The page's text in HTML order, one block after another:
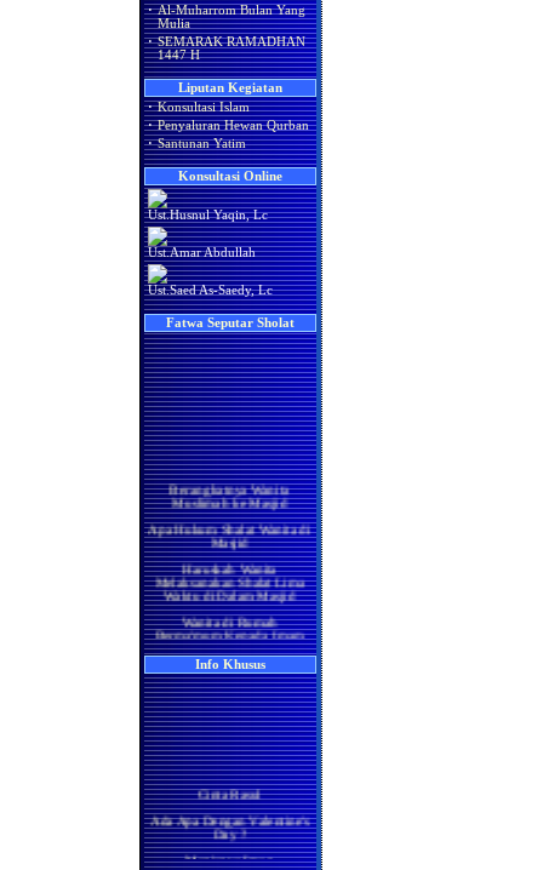
· Al-Muharrom Bulan Yang
Mulia
· SEMARAK RAMADHAN
1447 H
Liputan Kegiatan
· Konsultasi Islam
· Penyaluran Hewan Qurban
· Santunan Yatim
Konsultasi Online
Ust.Husnul Yaqin, Lc
Ust.Amar Abdullah
Ust.Saed As-Saedy, Lc
Fatwa Seputar Sholat
Berangkatnya Wanita
Muslimah ke Masjid
Apa Hukum Shalat Wanita di
Masjid
Haruskah Wanita
Melaksanakan Shalat Lima
Waktu di Dalam Masjid
Wanita di Rumah
Berma'mum Kepada Imam
di Masjid
Apakah Shalatnya Seorang
Wanita di rumah Lebih
Utama Ataukah di Masjidil
Haram
Manakah yang Lebih Utama
Bagi Wanita Pada Bulan
Ramadhan, Melaksanakan
Shalat di Masjidil Haram
atau di Rumah
Shalatnya Kaum Wanita
yang Sedang Umrah di
Bulan Ramadhan
Apakah Shalat Seseorang di
Info Khusus
Cinta Rasul
Ada Apa Dengan Valentine's
Day ?
Manisnya Iman